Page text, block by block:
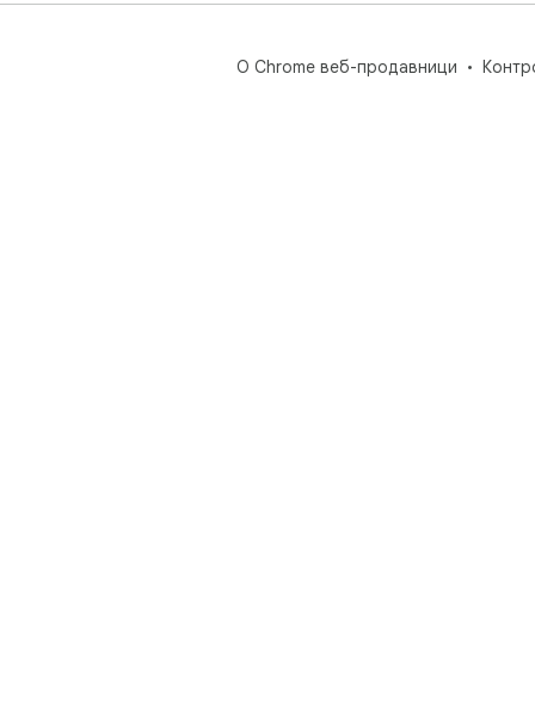
О Chrome веб-продавници